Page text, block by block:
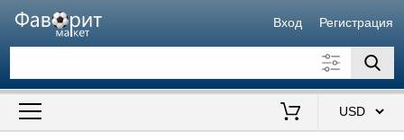
Вход Регистрация
Искать также в описании